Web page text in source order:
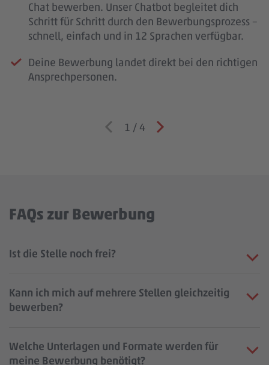
Chat bewerben. Unser Chatbot begleitet dich
Schritt für Schritt durch den Bewerbungsprozess –
schnell, einfach und in 12 Sprachen verfügbar.
Deine Bewerbung landet direkt bei den richtigen
Ansprechpersonen.
1 / 4
FAQs zur Bewerbung
Ist die Stelle noch frei?
Kann ich mich auf mehrere Stellen gleichzeitig
bewerben?
Welche Unterlagen und Formate werden für
meine Bewerbung benötigt?